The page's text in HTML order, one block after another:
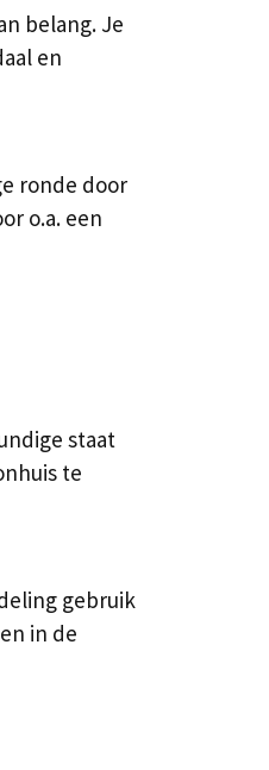
belang. Je
en
ronde door
o.a. een
staat
te
gebruik
in de